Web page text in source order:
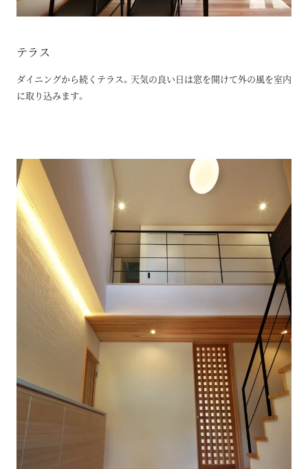
テラス
ダイニングから続くテラス。天気の良い日は窓を開けて外の風を室内
に取り込みます。